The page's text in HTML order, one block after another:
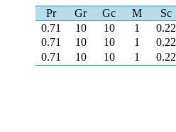
Pr Gr Gc M Sc
0.71
10 10 1 0.22
0.71
10 10 1 0.22
0.71
10 10 1 0.22